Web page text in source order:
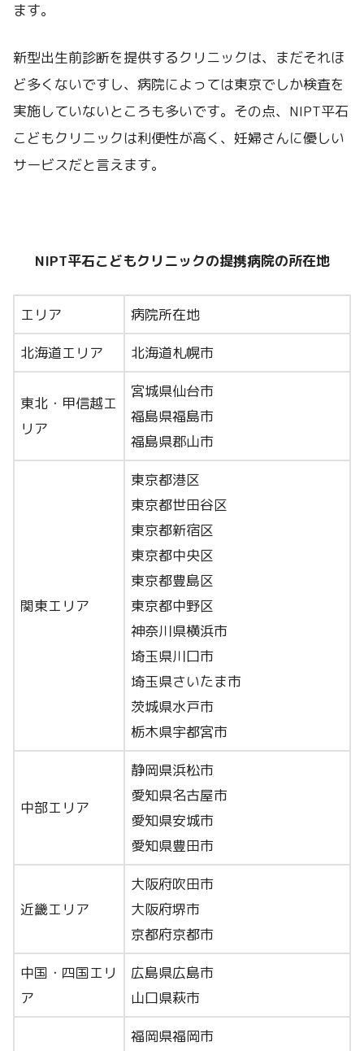
ます。
新型出生前診断を提供するクリニックは、まだそれほ
ど多くないですし、病院によっては東京でしか検査を
実施していないところも多いです。その点、NIPT平石
こどもクリニックは利便性が高く、妊婦さんに優しい
サービスだと言えます。
NIPT平石こどもクリニックの提携病院の所在地
エリア 病院所在地
北海道エリア 北海道札幌市
東北・甲信越エ
リア
宮城県仙台市
福島県福島市
福島県郡山市
関東エリア
東京都港区
東京都世田谷区
東京都新宿区
東京都中央区
東京都豊島区
東京都中野区
神奈川県横浜市
埼玉県川口市
埼玉県さいたま市
茨城県水戸市
栃木県宇都宮市
中部エリア
静岡県浜松市
愛知県名古屋市
愛知県安城市
愛知県豊田市
近畿エリア
大阪府吹田市
大阪府堺市
京都府京都市
中国・四国エリ
ア
広島県広島市
山口県萩市
福岡県福岡市